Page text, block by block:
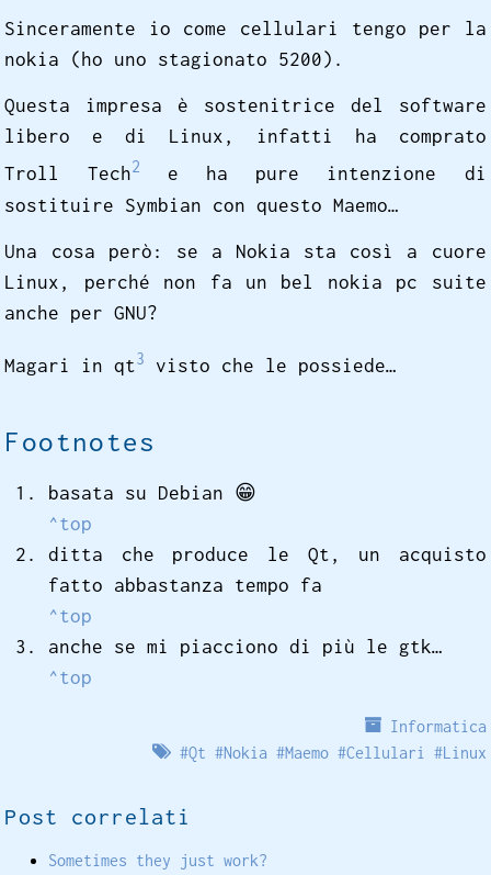
Sinceramente io come cellulari tengo per la
nokia (ho uno stagionato 5200).
Questa impresa è sostenitrice del software
libero e di Linux, infatti ha comprato
Troll Tech2
e ha pure intenzione di
sostituire Symbian con questo Maemo…
Una cosa però: se a Nokia sta così a cuore
Linux, perché non fa un bel nokia pc suite
anche per GNU?
Magari in qt3 visto che le possiede…
Footnotes
basata su Debian 😁
^top
ditta che produce le Qt, un acquisto
fatto abbastanza tempo fa
^top
anche se mi piacciono di più le gtk…
^top
Informatica
#Qt #Nokia #Maemo#Cellulari #Linux
Post correlati
Sometimes they just work?